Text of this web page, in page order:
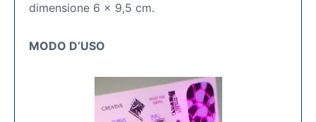
dimensione 6 x 9,5 cm.
MODO D’USO